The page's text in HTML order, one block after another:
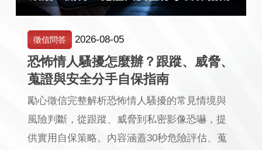
徵信問答 2026-08-05
恐怖情人騷擾怎麼辦？跟蹤、威脅、
蒐證與安全分手自保指南
勵心徵信完整解析恐怖情人騷擾的常見情境與
風險判斷，從跟蹤、威脅到私密影像恐嚇，提
供實用自保策略。內容涵蓋30秒危險評估、蒐